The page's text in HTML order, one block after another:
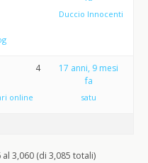
Duccio Innocenti
online
4
17 anni, 9 mesi
fa
satu
3,060 (di 3,085 totali)